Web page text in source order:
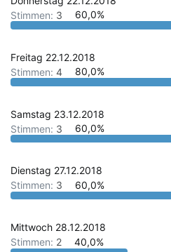
Stimmen: 3 60,0%
Freitag 22.12.2018
Stimmen: 4 80,0%
Samstag 23.12.2018
Stimmen: 3 60,0%
Dienstag 27.12.2018
Stimmen: 3 60,0%
Mittwoch 28.12.2018
Stimmen: 2 40,0%